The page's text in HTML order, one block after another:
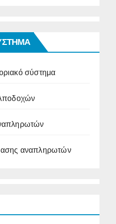
σύστημα
αναπληρωτών